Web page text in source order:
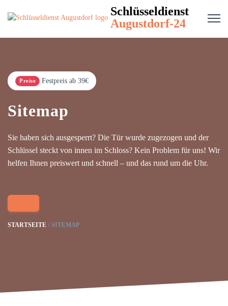
Schlüsseldienst
Augustdorf-24
Preise Festpreis ab 39€
Sitemap
Sie haben sich ausgesperrt? Die Tür wurde zugezogen und der
Schlüssel steckt von innen im Schloss? Kein Problem für uns! Wir
helfen Ihnen preiswert und schnell – und das rund um die Uhr.
STARTSEITE SITEMAP